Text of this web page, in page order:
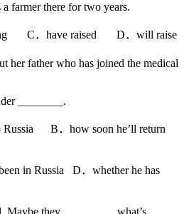
farmer there for two years.
C．have raised D．will raise
her father who has joined the medical
________.
Russia B．how soon he’ll return
in Russia D．whether he has
Maybe they _________ what’s